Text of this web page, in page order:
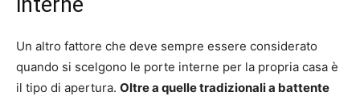
Un altro fattore che deve sempre essere considerato
quando si scelgono le porte interne per la propria casa è
il tipo di apertura. Oltre a quelle tradizionali a battente